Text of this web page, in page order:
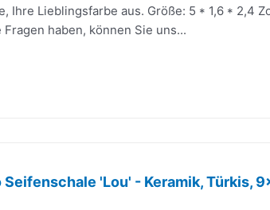
Ihre Lieblingsfarbe aus. Größe: 5 * 1,6 * 2,4
Fragen haben, können Sie uns...
'Lou' - Keramik, Türkis,